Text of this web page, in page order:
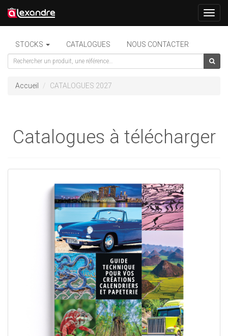
STOCKS CATALOGUES NOUS CONTACTER
Accueil CATALOGUES 2027
Catalogues à télécharger